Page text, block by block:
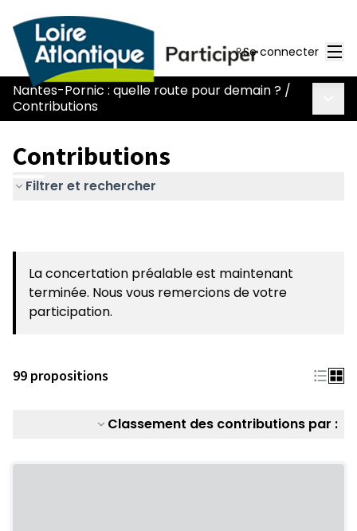
Se connecter
Nantes-Pornic : quelle route pour demain ? /
Contributions
Contributions
Filtrer et rechercher
La concertation préalable est maintenant
terminée. Nous vous remercions de votre
participation.
99 propositions
Classement des contributions par :